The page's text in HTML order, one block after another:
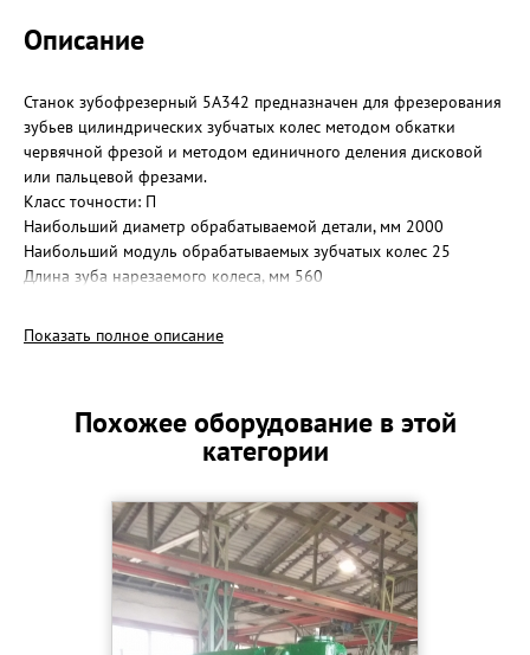
Описание
Станок зубофрезерный 5А342 предназначен для фрезерования
зубьев цилиндрических зубчатых колес методом обкатки
червячной фрезой и методом единичного деления дисковой
или пальцевой фрезами.
Класс точности: П
Наибольший диаметр обрабатываемой детали, мм 2000
Наибольший модуль обрабатываемых зубчатых колес 25
Длина зуба нарезаемого колеса, мм 560
Max частота вращения шпинделя, об/м: 100
Мощность, кВт: 13
Показать полное описание
Похожее оборудование в этой
категории